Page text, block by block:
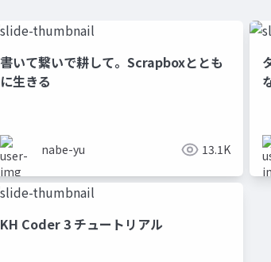
書いて繋いで耕して。Scrapboxととも
に生きる
nabe-yu 13.1K
KH Coder 3 チュートリアル